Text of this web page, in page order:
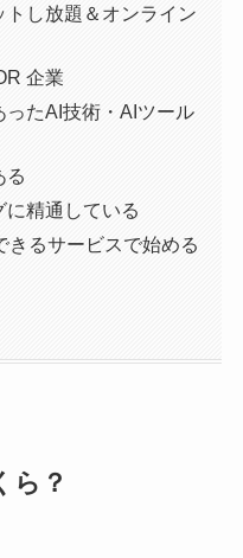
トし放題＆オンライン
企業
たAI技術・AIツール
る
精通している
きるサービスで始める
ら？